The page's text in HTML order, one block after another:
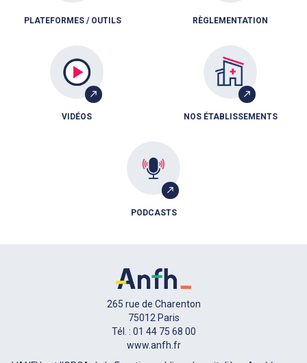
PLATEFORMES / OUTILS RÈGLEMENTATION
VIDÉOS NOS ÉTABLISSEMENTS
PODCASTS
265 rue de Charenton
75012 Paris
Tél. : 01 44 75 68 00
www.anfh.fr